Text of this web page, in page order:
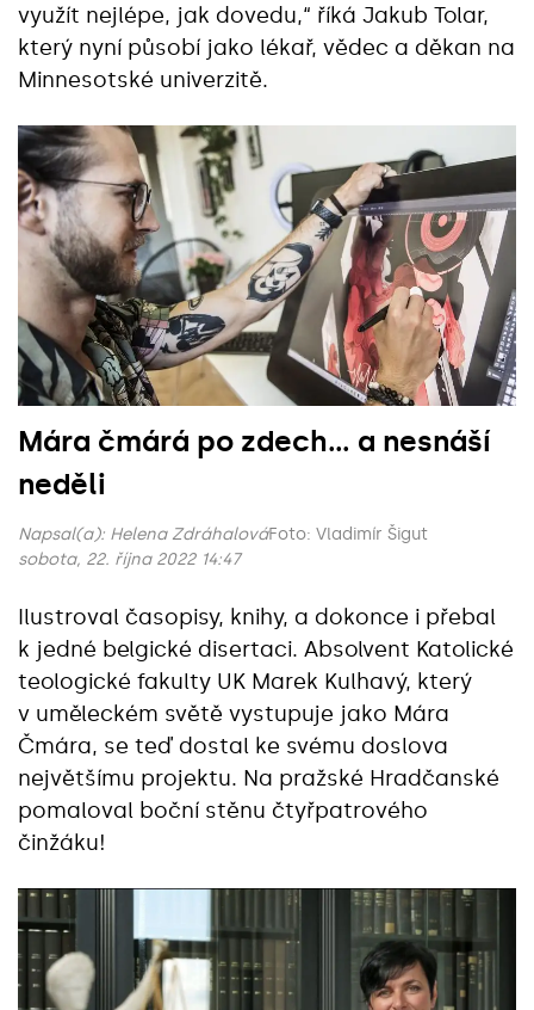
využít nejlépe, jak dovedu,“‎ říká Jakub Tolar,
který nyní působí jako lékař, vědec a děkan na
Minnesotské univerzitě.
Mára čmárá po zdech... a nesnáší
neděli
Napsal(a): Helena ZdráhalováFoto: Vladimír Šigut
sobota, 22. října 2022 14:47
Ilustroval časopisy, knihy, a dokonce i přebal
k jedné belgické disertaci. Absolvent Katolické
teologické fakulty UK Marek Kulhavý, který
v uměleckém světě vystupuje jako Mára
Čmára, se teď dostal ke svému doslova
největšímu projektu. Na pražské Hradčanské
pomaloval boční stěnu čtyřpatrového
činžáku!